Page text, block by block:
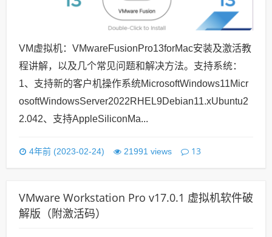
VM虚拟机：VMwareFusionPro13forMac安装及激活教
程讲解，以及几个常见问题和解决方法。支持系统：
1、支持新的客户机操作系统MicrosoftWindows11Micr
osoftWindowsServer2022RHEL9Debian11.xUbuntu2
2.042、支持AppleSiliconMa...
4年前 (2023-02-24) 21991 views 13
VMware Workstation Pro v17.0.1 虚拟机软件破
解版（附激活码）